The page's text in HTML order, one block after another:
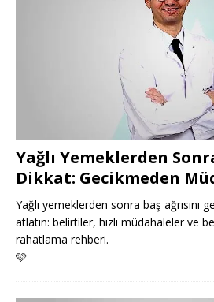
Yağlı Yemeklerden
Dikkat: Gecikmeden
Yağlı yemeklerden sonra baş ağrısını
atlatın: belirtiler, hızlı müdahaleler ve
rahatlama rehberi.
🩷